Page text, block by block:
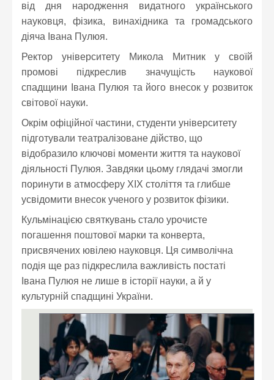
від дня народження видатного українського
науковця, фізика, винахідника та громадського
діяча Івана Пулюя.
Ректор університету Микола Митник у своїй
промові підкреслив значущість наукової
спадщини Івана Пулюя та його внесок у розвиток
світової науки.
Окрім офіційної частини, студенти університету
підготували театралізоване дійство, що
відобразило ключові моменти життя та наукової
діяльності Пулюя. Завдяки цьому глядачі змогли
поринути в атмосферу XIX століття та глибше
усвідомити внесок ученого у розвиток фізики.
Кульмінацією святкувань стало урочисте
погашення поштової марки та конверта,
присвячених ювілею науковця. Ця символічна
подія ще раз підкреслила важливість постаті
Івана Пулюя не лише в історії науки, а й у
культурній спадщині України.